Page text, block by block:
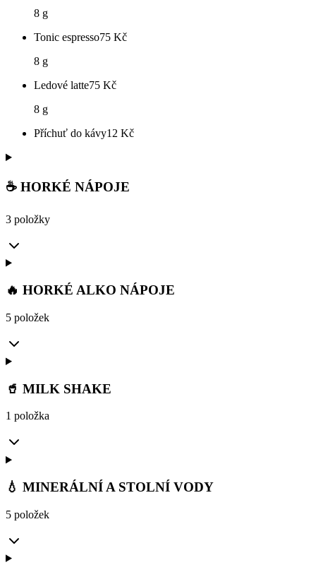
8 g
Tonic espresso75 Kč
8 g
Ledové latte75 Kč
8 g
Příchuť do kávy12 Kč
☕ HORKÉ NÁPOJE
3 položky
🔥 HORKÉ ALKO NÁPOJE
5 položek
🥤 MILK SHAKE
1 položka
💧 MINERÁLNÍ A STOLNÍ VODY
5 položek